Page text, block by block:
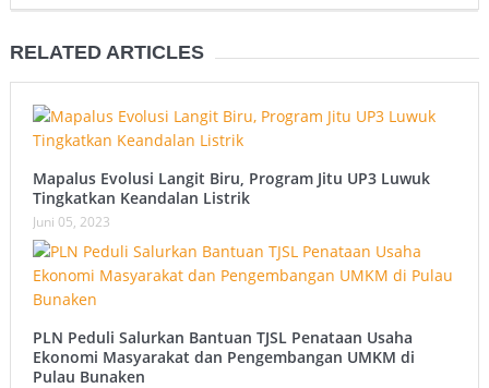
RELATED ARTICLES
Mapalus Evolusi Langit Biru, Program Jitu UP3 Luwuk
Tingkatkan Keandalan Listrik
Juni 05, 2023
PLN Peduli Salurkan Bantuan TJSL Penataan Usaha
Ekonomi Masyarakat dan Pengembangan UMKM di
Pulau Bunaken